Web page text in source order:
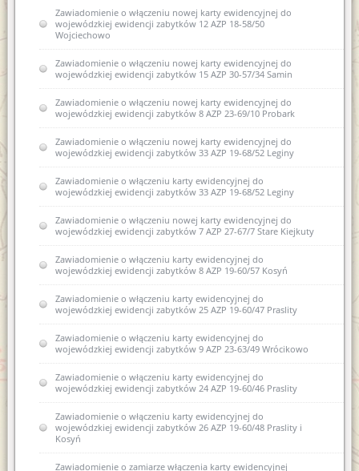
Zawiadomienie o włączeniu nowej karty ewidencyjnej do
wojewódzkiej ewidencji zabytków 12 AZP 18-58/50
Wojciechowo
Zawiadomienie o włączeniu nowej karty ewidencyjnej do
wojewódzkiej ewidencji zabytków 15 AZP 30-57/34 Samin
Zawiadomienie o włączeniu nowej karty ewidencyjnej do
wojewódzkiej ewidencji zabytków 8 AZP 23-69/10 Probark
Zawiadomienie o włączeniu nowej karty ewidencyjnej do
wojewódzkiej ewidencji zabytków 33 AZP 19-68/52 Leginy
Zawiadomienie o włączeniu karty ewidencyjnej do
wojewódzkiej ewidencji zabytków 33 AZP 19-68/52 Leginy
Zawiadomienie o włączeniu nowej karty ewidencyjnej do
wojewódzkiej ewidencji zabytków 7 AZP 27-67/7 Stare Kiejkuty
Zawiadomienie o włączeniu karty ewidencyjnej do
wojewódzkiej ewidencji zabytków 8 AZP 19-60/57 Kosyń
Zawiadomienie o włączeniu karty ewidencyjnej do
wojewódzkiej ewidencji zabytków 25 AZP 19-60/47 Praslity
Zawiadomienie o włączeniu karty ewidencyjnej do
wojewódzkiej ewidencji zabytków 9 AZP 23-63/49 Wrócikowo
Zawiadomienie o włączeniu karty ewidencyjnej do
wojewódzkiej ewidencji zabytków 24 AZP 19-60/46 Praslity
Zawiadomienie o włączeniu karty ewidencyjnej do
wojewódzkiej ewidencji zabytków 26 AZP 19-60/48 Praslity i
Kosyń
Zawiadomienie o zamiarze włączenia karty ewidencyjnej